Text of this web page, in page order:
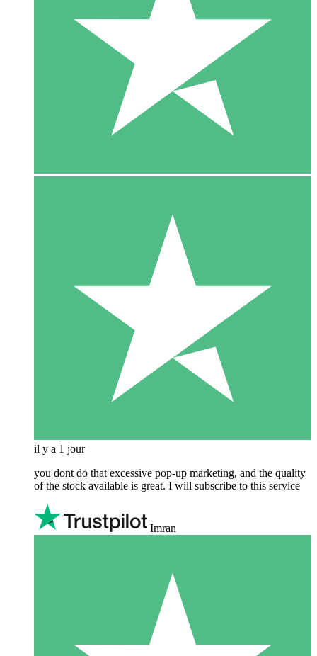
il y a 1 jour
you dont do that excessive pop-up marketing, and the quality
of the stock available is great. I will subscribe to this service
Imran